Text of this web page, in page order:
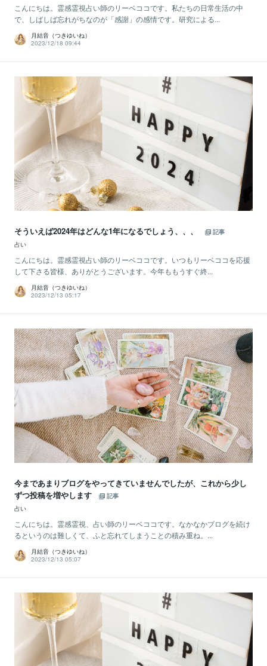
こんにちは。霊感霊視占い師のリーベココです。私たちの日常生活の中
で、しばしば忘れがちなのが「感謝」の感情です。研究による...
月結音（つきゆいね）
2023/12/18 09:44
そういえば2024年はどんな1年になるでしょう、、、
記事
占い
こんにちは。霊感霊視占い師のリーベココです。いつもリーベココを応援
して下さる皆様、ありがとうございます。今年ももうすぐ終...
月結音（つきゆいね）
2023/12/13 05:17
今まであまりブログをやってきていませんでしたが、これから少し
ずつ投稿を増やします
記事
占い
こんにちは。霊感霊視、占い師のリーベココです。なかなかブログを続け
るというのは難しくて、ふと忘れてしまうことの積み重ね。...
月結音（つきゆいね）
2023/12/13 05:07